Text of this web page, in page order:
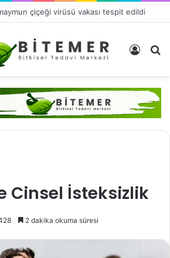
çiçeği virüsü vakası tespit edildi
Kayıt
Cinsel İsteksizlik
2 dakika okuma süresi